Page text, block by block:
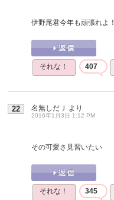
伊野尾君今年も頑張れよ！
それな！ 407
22 名無しだＪ より
2016年1月3日 1:12 PM
その可愛さ見習いたい
それな！ 345